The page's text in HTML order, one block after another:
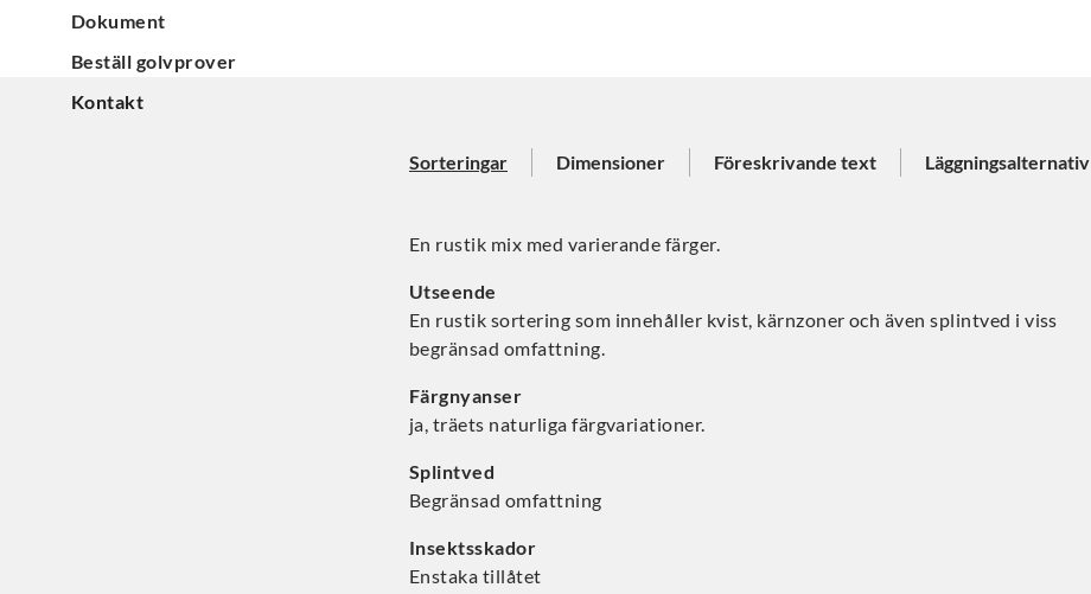
Dokument
Beställ golvprover
Kontakt
Sorteringar Dimensioner Föreskrivande text Läggningsalternativ
En rustik mix med varierande färger.
Utseende
En rustik sortering som innehåller kvist, kärnzoner och även splintved i viss
begränsad omfattning.
Färgnyanser
ja, träets naturliga färgvariationer.
Splintved
Begränsad omfattning
Insektsskador
Enstaka tillåtet